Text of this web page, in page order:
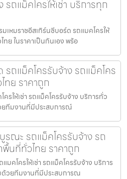
ถแม็คโครให้เช่า บริการทุก
เหมราชอีสเทิร์นซีบอร์ด รถแมคโครให้
ทย ในราคาเป็นกันเอง พร้อ
รถแม็คโครรับจ้าง รถแม็คโคร
ทย ราคาถูก
ครให้เช่า รถแม็คโครรับจ้าง บริการทั่ว
ยทีมงานที่มีประสบการณ์
รณะ รถแม็คโครรับจ้าง รถ
พื้นที่ทั่วไทย ราคาถูก
มคโครให้เช่า รถแม็คโครรับจ้าง บริการ
ด้วยทีมงานที่มีประสบการณ